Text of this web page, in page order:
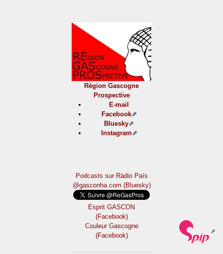
Région Gascogne
Prospective
E-mail
Facebook
Bluesky
Instagram
Podcasts sur Ràdio País
@gasconha.com (Bluesky)
Esprit GASCON
(Facebook)
Couleur Gascogne
(Facebook)